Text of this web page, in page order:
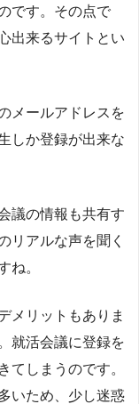
です。その点で
出来るサイトとい
メールアドレスを
しか登録が出来な
議の情報も共有す
リアルな声を聞く
ね。
メリットもありま
就活会議に登録を
てしまうのです。
いため、少し迷惑